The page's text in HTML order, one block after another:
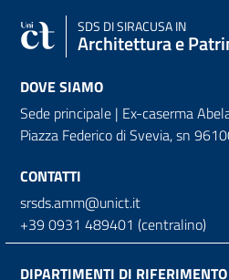
SDS DI SIRACUSA IN
Architettura e
DOVE SIAMO
Sede principale | Ex-caserma
Piazza Federico di Svevia, sn
CONTATTI
srsds.amm@unict.it
+39 0931 489401 (centralino)
DIPARTIMENTI DI RIFERIMENTO